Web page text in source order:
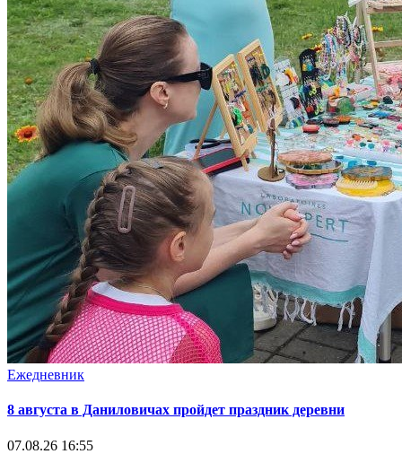
Ежедневник
8 августа в Даниловичах пройдет праздник деревни
07.08.26 16:55